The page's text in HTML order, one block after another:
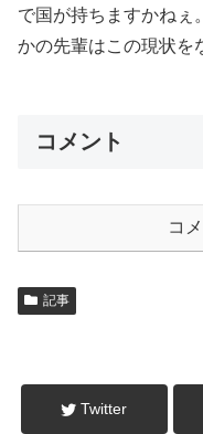
で国が持ちますかねぇ。
かの先輩はこの現状を
コメント
コ
記事
Twitter